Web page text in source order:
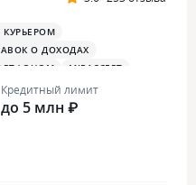
КУРЬЕРОМ
О ДОХОДАХ
MIRACCEPT
Кредитный лимит
до 5 млн ₽